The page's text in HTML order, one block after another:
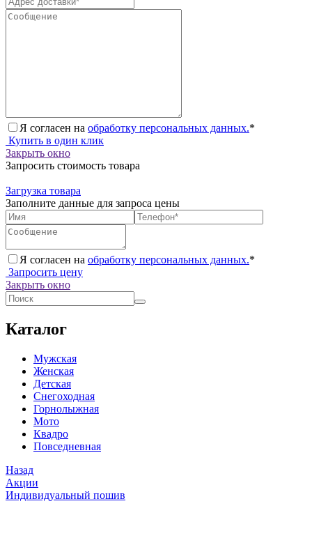
Я согласен на обработку персональных данных.*
Купить в один клик
Закрыть окно
Запросить стоимость товара
Загрузка товара
Заполните данные для запроса цены
Я согласен на обработку персональных данных.*
Запросить цену
Закрыть окно
Каталог
Мужская
Женская
Детская
Снегоходная
Горнолыжная
Мото
Квадро
Повседневная
Назад
Акции
Индивидуальный пошив